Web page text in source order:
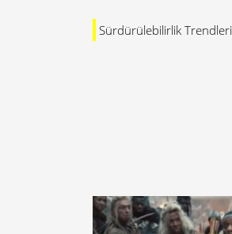
Sürdürülebilirlik Trendleri